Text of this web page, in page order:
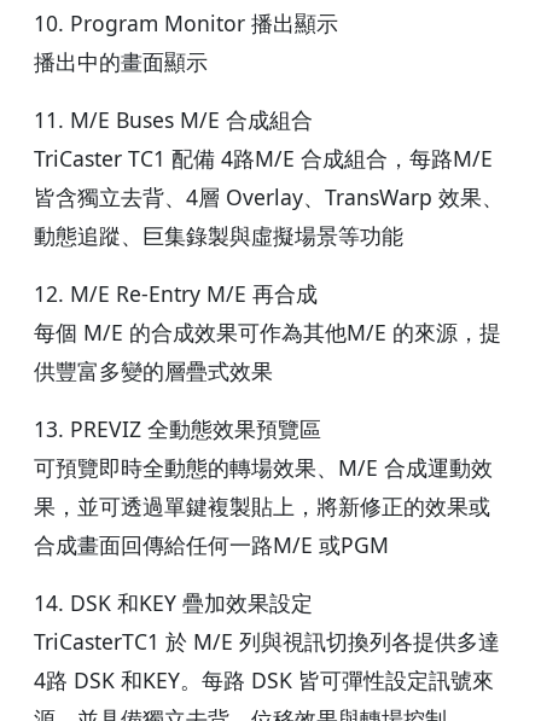
10. Program Monitor 播出顯示
播出中的畫面顯示
11. M/E Buses M/E 合成組合
TriCaster TC1 配備 4路M/E 合成組合，每路M/E
皆含獨立去背、4層 Overlay、TransWarp 效果、
動態追蹤、巨集錄製與虛擬場景等功能
12. M/E Re-Entry M/E 再合成
每個 M/E 的合成效果可作為其他M/E 的來源，提
供豐富多變的層疊式效果
13. PREVIZ 全動態效果預覽區
可預覽即時全動態的轉場效果、M/E 合成運動效
果，並可透過單鍵複製貼上，將新修正的效果或
合成畫面回傳給任何一路M/E 或PGM
14. DSK 和KEY 疊加效果設定
TriCasterTC1 於 M/E 列與視訊切換列各提供多達
4路 DSK 和KEY。每路 DSK 皆可彈性設定訊號來